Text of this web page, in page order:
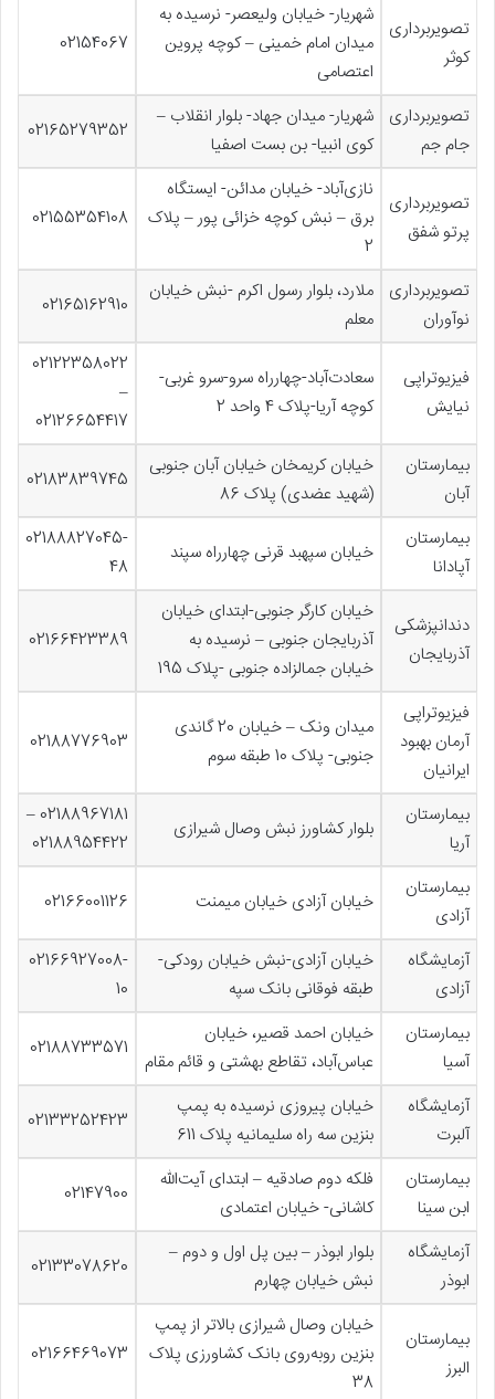
تصویربرداری
کوثر
شهریار- خیابان ولیعصر- نرسیده به
میدان امام خمینی – کوچه پروین
اعتصامی
02154067
تصویربرداری
جام جم
شهریار- میدان جهاد- بلوار انقلاب –
کوی انبیا- بن بست اصفیا
02165279352
تصویربرداری
پرتو شفق
نازی‌آباد- خیابان مدائن- ایستگاه
برق – نبش کوچه خزائی پور – پلاک
2
02155354108
تصویربرداری
نوآوران
ملارد، بلوار رسول اکرم -نبش خیابان
معلم
02165162910
فیزیوتراپی
نیایش
سعادت‌آباد-چهارراه سرو-سرو غربی-
کوچه آریا-پلاک 4 واحد 2
02122358022
–
02126654417
بیمارستان
آبان
خیابان کریمخان خیابان آبان جنوبی
(شهید عضدی) پلاک 86
02183839745
بیمارستان
آپادانا
خیابان سپهبد قرنی چهارراه سپند
02188827045-
48
دندانپزشکی
آذربایجان
خیابان کارگر جنوبی-ابتدای خیابان
آذربایجان جنوبی – نرسیده به
خیابان جمالزاده جنوبی -پلاک 195
02166423389
فیزیوتراپی
آرمان بهبود
ایرانیان
میدان ونک – خیابان 20 گاندی
جنوبی- پلاک 10 طبقه سوم
02188776903
بیمارستان
آریا
بلوار کشاورز نبش وصال شیرازی
02188967181 –
02188954422
بیمارستان
آزادی
خیابان آزادی خیابان میمنت 02166001126
آزمایشگاه
آزادی
خیابان آزادی-نبش خیابان رودکی-
طبقه فوقانی بانک سپه
02166927008-
10
بیمارستان
آسیا
خیابان احمد قصیر، خیابان
عباس‌آباد، تقاطع بهشتی و قائم مقام
02188733571
آزمایشگاه
آلبرت
خیابان پیروزی نرسیده به پمپ
بنزین سه راه سلیمانیه پلاک 611
02133252423
بیمارستان
ابن سینا
فلکه دوم صادقیه – ابتدای آیت‌الله
کاشانی- خیابان اعتمادی
02147900
آزمایشگاه
ابوذر
بلوار ابوذر – بین پل اول و دوم –
نبش خیابان چهارم
02133078620
بیمارستان
البرز
خیابان وصال شیرازی بالاتر از پمپ
بنزین روبه‌روی بانک کشاورزی پلاک
38
02166469073